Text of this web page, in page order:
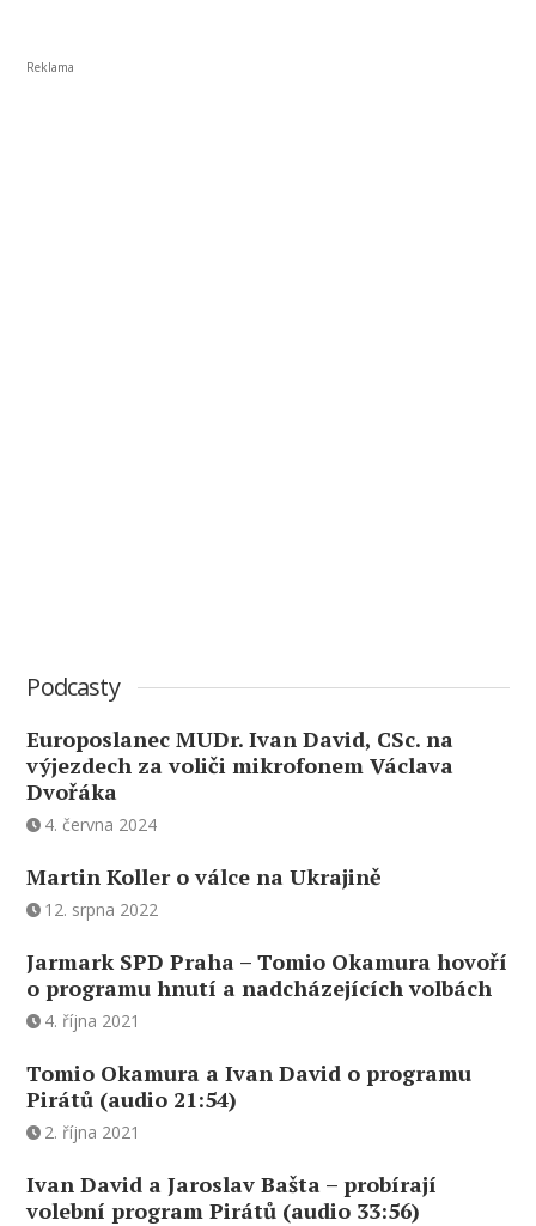
Reklama
Podcasty
Europoslanec MUDr. Ivan David, CSc. na
výjezdech za voliči mikrofonem Václava
Dvořáka
4. června 2024
Martin Koller o válce na Ukrajině
12. srpna 2022
Jarmark SPD Praha – Tomio Okamura hovoří
o programu hnutí a nadcházejících volbách
4. října 2021
Tomio Okamura a Ivan David o programu
Pirátů (audio 21:54)
2. října 2021
Ivan David a Jaroslav Bašta – probírají
volební program Pirátů (audio 33:56)